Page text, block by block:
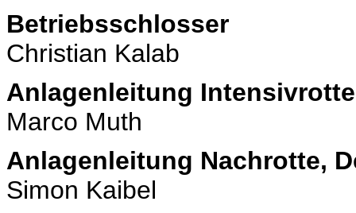
Betriebsschlosser
Christian Kalab
Anlagenleitung Intensivrotte
Marco Muth
Anlagenleitung Nachrotte,
Simon Kaibel